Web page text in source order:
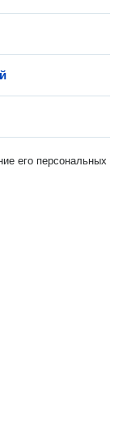
его персональных